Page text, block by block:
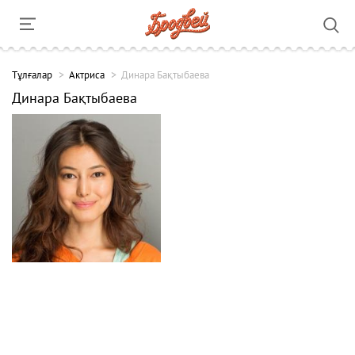
Тұлғалар Актриса Динара Бақтыбаева
Динара Бақтыбаева